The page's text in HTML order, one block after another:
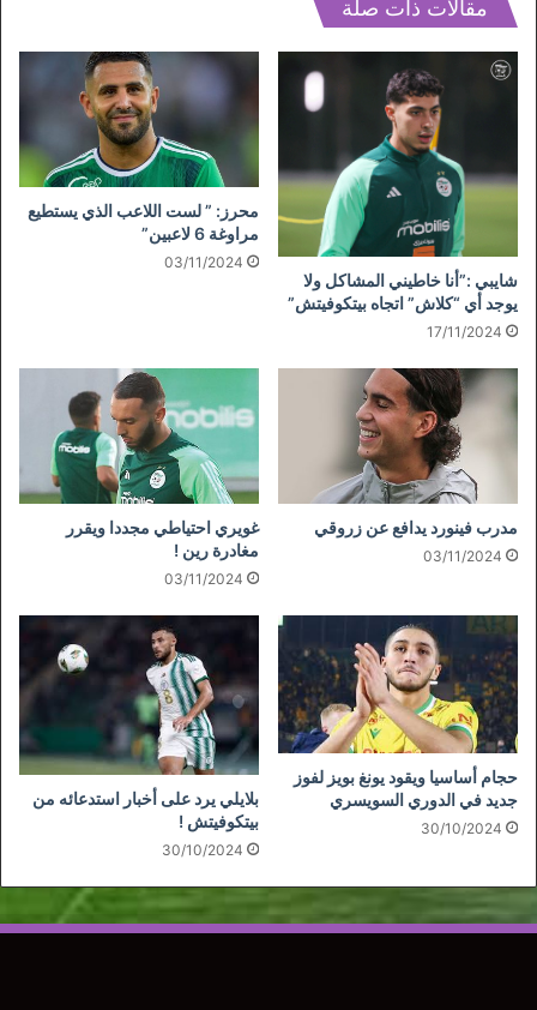
مقالات ذات صلة
شايبي :”أنا خاطيني المشاكل ولا
يوجد أي “كلاش” اتجاه بيتكوفيتش”
17/11/2024
محرز: ” لست اللاعب الذي يستطيع
مراوغة 6 لاعبين”
03/11/2024
مدرب فينورد يدافع عن زروقي
03/11/2024
غويري احتياطي مجددا ويقرر
مغادرة رين !
03/11/2024
حجام أساسيا ويقود يونغ بويز لفوز
جديد في الدوري السويسري
30/10/2024
بلايلي يرد على أخبار استدعائه من
بيتكوفيتش !
30/10/2024